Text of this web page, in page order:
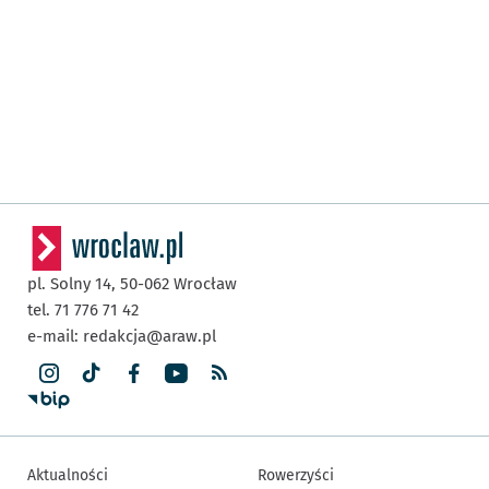
pl. Solny 14, 50-062 Wrocław
tel. 71 776 71 42
e-mail: redakcja@araw.pl
Aktualności Rowerzyści